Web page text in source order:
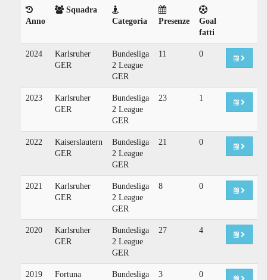
Anno
Squadra
Categoria
Presenze
Goal
fatti
2024
Karlsruher
GER
Bundesliga
2 League
GER
11 0
2023
Karlsruher
GER
Bundesliga
2 League
GER
23 1
2022
Kaiserslautern
GER
Bundesliga
2 League
GER
21 0
2021
Karlsruher
GER
Bundesliga
2 League
GER
8 0
2020
Karlsruher
GER
Bundesliga
2 League
GER
27 4
2019
Fortuna
Bundesliga 3 0